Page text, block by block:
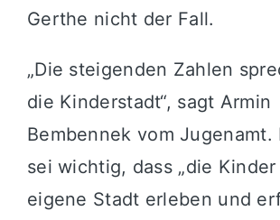
Gerthe nicht der Fall.
„Die steigenden Zahlen
die Kinderstadt“, sagt Armin
Bembennek vom Jugenamt.
sei wichtig, dass „die
eigene Stadt erleben und